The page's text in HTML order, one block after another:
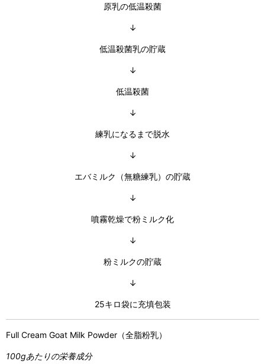
原乳の低温殺菌
↓
低温殺菌乳の貯蔵
↓
低温殺菌
↓
練乳になるまで脱水
↓
エバミルク（無糖練乳）の貯蔵
↓
噴霧乾燥で粉ミルク化
↓
粉ミルクの貯蔵
↓
25キロ袋に充填包装
Full Cream Goat Milk Powder（全脂粉乳）
100gあたりの栄養成分